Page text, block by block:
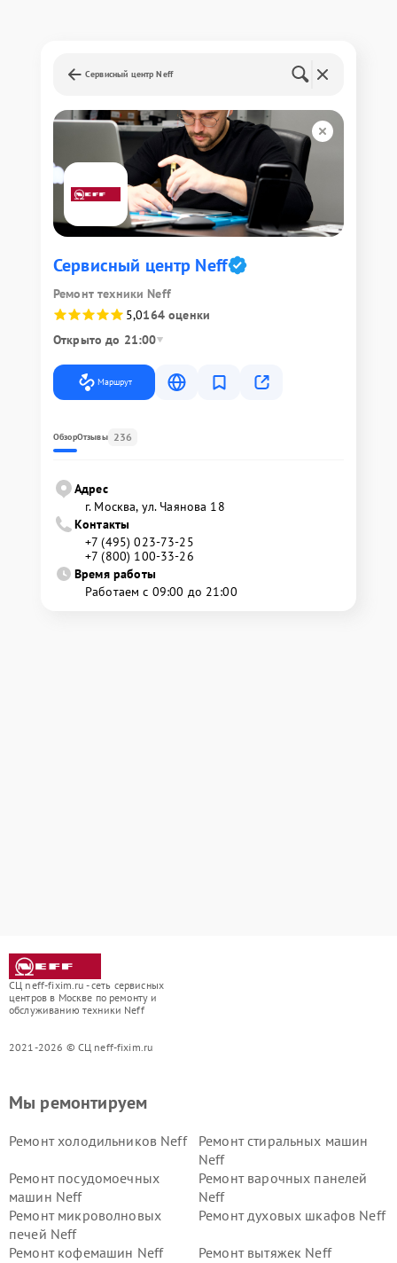
Сервисный центр Neff
Сервисный центр Neff
Ремонт техники Neff
5,0164 оценки
Открыто до 21:00
Маршрут
ОбзорОтзывы 236
Адрес
г. Москва, ул. Чаянова 18
Контакты
+7 (495) 023-73-25
+7 (800) 100-33-26
Время работы
Работаем с 09:00 до 21:00
СЦ neff-fixim.ru - сеть сервисных
центров в Москве по ремонту и
обслуживанию техники Neff
2021-2026 © СЦ neff-fixim.ru
Мы ремонтируем
Ремонт холодильников Neff
Ремонт стиральных машин
Neff
Ремонт посудомоечных
машин Neff
Ремонт варочных панелей
Neff
Ремонт микроволновых
печей Neff
Ремонт духовых шкафов Neff
Ремонт кофемашин Neff Ремонт вытяжек Neff